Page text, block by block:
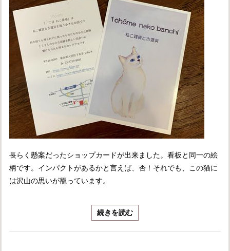
長らく懸案だったショップカードが出来ました。看板と同一の絵
柄です。インパクトがあるかと言えば、否！それでも、この猫に
は沢山の思いが籠っています。
続きを読む